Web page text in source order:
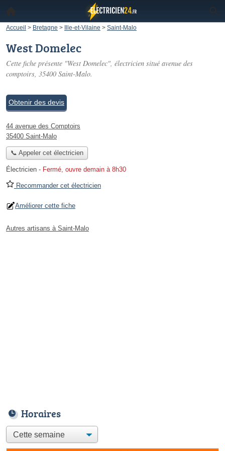
Accueil > Bretagne > Ille-et-Vilaine > Saint-Malo
West Domelec
Cette fiche présente "West Domelec", électricien situé avenue des
comptoirs, 35400 Saint-Malo.
Obtenir des devis
44 avenue des Comptoirs
35400 Saint-Malo
📞 Appeler cet électricien
Électricien - Fermé, ouvre demain à 8h30
Recommander cet électricien
Améliorer cette fiche
Autres artisans à Saint-Malo
Horaires